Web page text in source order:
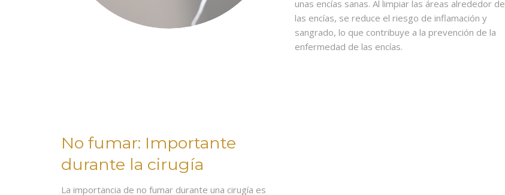
unas encías sanas. Al limpiar las áreas alrededor de
las encías, se reduce el riesgo de inflamación y
sangrado, lo que contribuye a la prevención de la
enfermedad de las encías.
No fumar: Importante
durante la cirugía
La importancia de no fumar durante una cirugía es